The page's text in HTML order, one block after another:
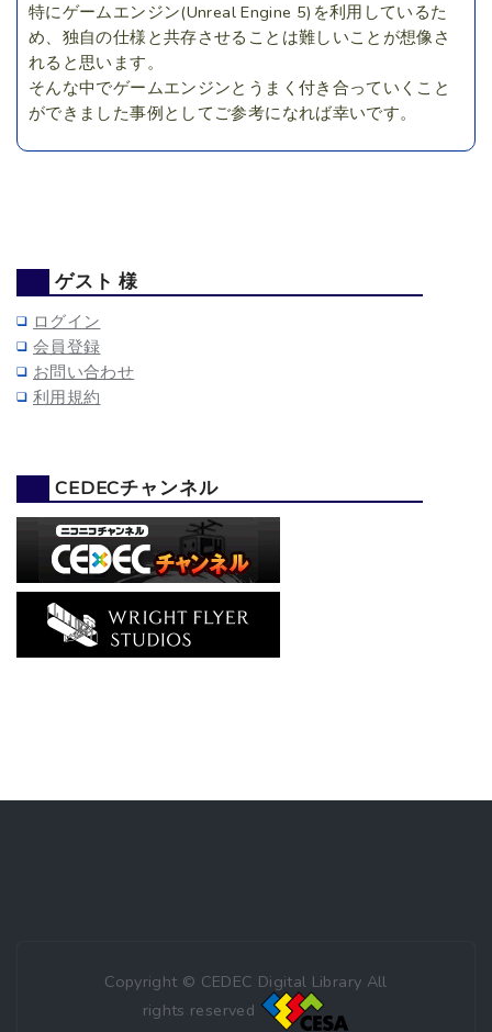
特にゲームエンジン(Unreal Engine 5)を利用しているた
め、独自の仕様と共存させることは難しいことが想像さ
れると思います。
そんな中でゲームエンジンとうまく付き合っていくこと
ができました事例としてご参考になれば幸いです。
ゲスト 様
ログイン
会員登録
お問い合わせ
利用規約
CEDECチャンネル
Copyright © CEDEC Digital Library All
rights reserved